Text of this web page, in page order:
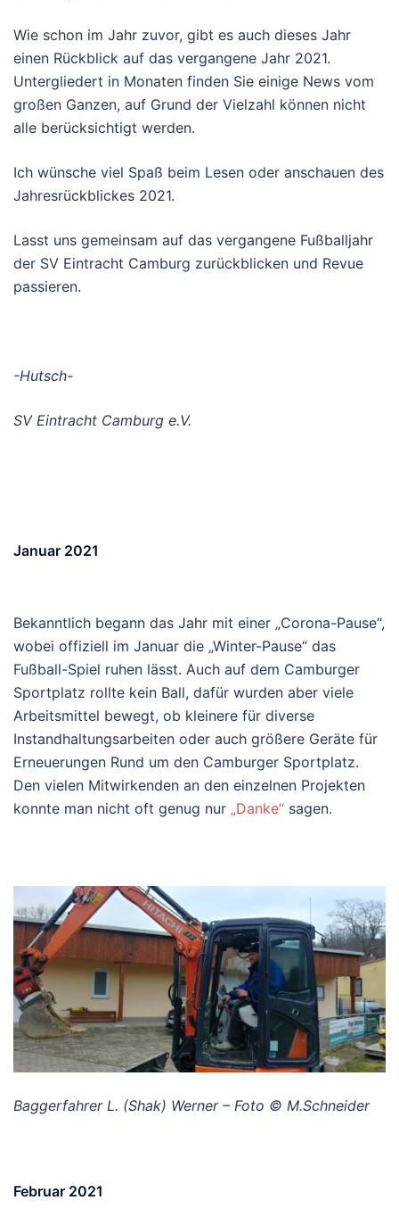
Wie schon im Jahr zuvor, gibt es auch dieses Jahr
einen Rückblick auf das vergangene Jahr 2021.
Untergliedert in Monaten finden Sie einige News vom
großen Ganzen, auf Grund der Vielzahl können nicht
alle berücksichtigt werden.
Ich wünsche viel Spaß beim Lesen oder anschauen des
Jahresrückblickes 2021.
Lasst uns gemeinsam auf das vergangene Fußballjahr
der SV Eintracht Camburg zurückblicken und Revue
passieren.
-Hutsch-
SV Eintracht Camburg e.V.
Januar 2021
Bekanntlich begann das Jahr mit einer „Corona-Pause“,
wobei offiziell im Januar die „Winter-Pause“ das
Fußball-Spiel ruhen lässt. Auch auf dem Camburger
Sportplatz rollte kein Ball, dafür wurden aber viele
Arbeitsmittel bewegt, ob kleinere für diverse
Instandhaltungsarbeiten oder auch größere Geräte für
Erneuerungen Rund um den Camburger Sportplatz.
Den vielen Mitwirkenden an den einzelnen Projekten
konnte man nicht oft genug nur „Danke“ sagen.
Baggerfahrer L. (Shak) Werner – Foto © M.Schneider
Februar 2021